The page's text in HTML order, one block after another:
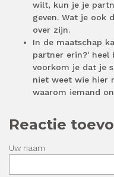
wilt, kun je je
geven. Wat je ook
over zijn.
In de maatschap
partner erin?' heel
voorkom je dat je
niet weet wie hier
waarom iemand
Reactie
Uw naam